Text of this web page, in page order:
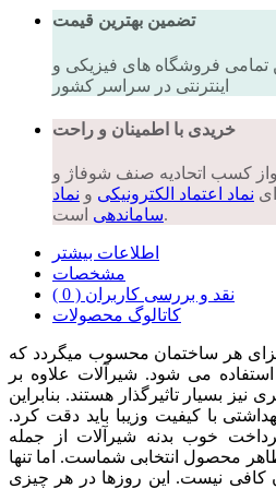
تضمین بهترین قیمت
تمامی فروشگاه های فیزیکی و
اینترنتی در سراسر کشور
خریدی با اطمینان و راحت
کسب اتحادیه صنف شوفاژ و
نماد اعتماد الکترونیکی و نماد
ساماندهیاست.
اطلاعات بیشتر
مشخصات
نقد و بررسی کاربران ( 0 )
کاتالوگ محصولات
هر ساختمان محسوب میگردد که
می شود. شیرآلات علاوه بر
بسیار تاثیرگذار هستند. بنابراین
با کیفیت وزیبا باید دقت کرد.
خوب بدنه شیرآلات از جمله
محصول انتخابی شماست. اما تنها
کافی نیست. این روزها در هر چیزی